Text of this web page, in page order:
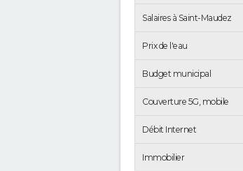
Salaires à Saint-Maudez
Prix de l'eau
Budget municipal
Couverture 5G, mobile
Débit Internet
Immobilier